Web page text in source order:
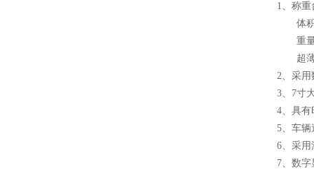
1、称重
体积
重量
超薄
2、采用
3、7寸
4、具有
5、车辆
6、采用
7、数